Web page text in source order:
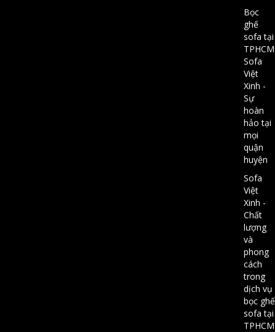
Bọc
ghế
sofa tại
Sofa
Việt
Xinh -
Sự
hoàn
hảo tại
mọi
quận
huyện
Sofa
Việt
Xinh -
Chất
lượng
và
phong
cách
trong
dịch vụ
bọc ghế
sofa tại
TPHCM